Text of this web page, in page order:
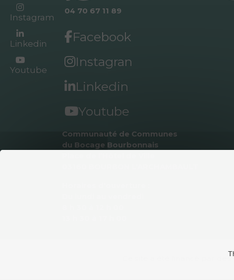
Instagram
Linkedin
Youtube
04 70 67 11 89
Facebook
Instagran
Linkedin
Youtube
Communauté de Communes
du Bocage Bourbonnais
Ce site a été ﬁnancé par